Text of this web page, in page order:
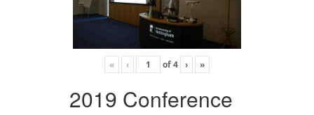
« ‹ of4 › »
2019 Conference